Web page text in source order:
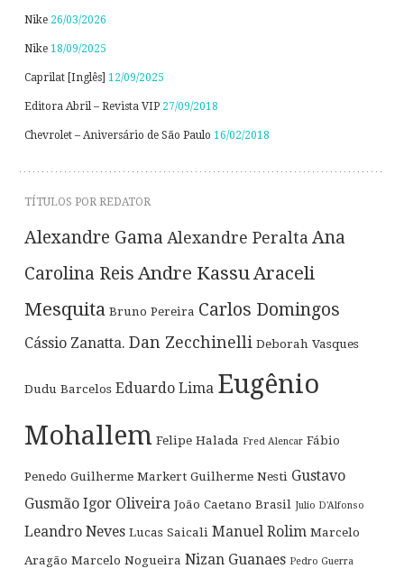
Nike 26/03/2026
Nike 18/09/2025
Caprilat [Inglês] 12/09/2025
Editora Abril – Revista VIP 27/09/2018
Chevrolet – Aniversário de São Paulo 16/02/2018
TÍTULOS POR REDATOR
Alexandre Gama Alexandre Peralta Ana
Carolina Reis Andre KassuAraceli
Mesquita Bruno Pereira Carlos Domingos
Cássio Zanatta. Dan Zecchinelli Deborah Vasques
Dudu Barcelos Eduardo Lima Eugênio
Mohallem Felipe Halada Fred Alencar Fábio
Penedo Guilherme Markert Guilherme Nesti Gustavo
Gusmão Igor Oliveira João Caetano Brasil Julio D'Alfonso
Leandro Neves Lucas Saicali Manuel Rolim Marcelo
Aragão Marcelo Nogueira Nizan Guanaes Pedro Guerra